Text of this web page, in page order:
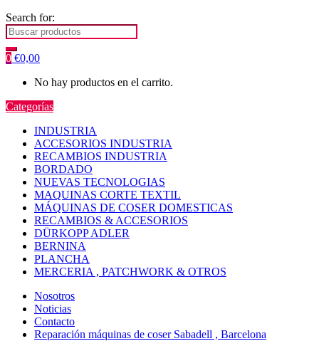
Search for:
0 €0,00
No hay productos en el carrito.
Categorías
INDUSTRIA
ACCESORIOS INDUSTRIA
RECAMBIOS INDUSTRIA
BORDADO
NUEVAS TECNOLOGIAS
MAQUINAS CORTE TEXTIL
MÁQUINAS DE COSER DOMESTICAS
RECAMBIOS & ACCESORIOS
DÜRKOPP ADLER
BERNINA
PLANCHA
MERCERIA , PATCHWORK & OTROS
Nosotros
Noticias
Contacto
Reparación máquinas de coser Sabadell , Barcelona